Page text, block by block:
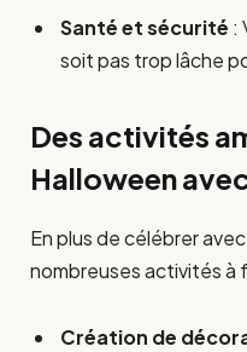
Santé et sécurité :
soit pas trop lâche
Des activités
Halloween
En plus de célébrer
nombreuses activités à
Création de